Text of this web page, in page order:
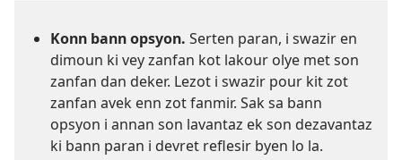
Konn bann opsyon. Serten paran, i swazir en
dimoun ki vey zanfan kot lakour olye met son
zanfan dan deker. Lezot i swazir pour kit zot
zanfan avek enn zot fanmir. Sak sa bann
opsyon i annan son lavantaz ek son dezavantaz
ki bann paran i devret reflesir byen lo la.